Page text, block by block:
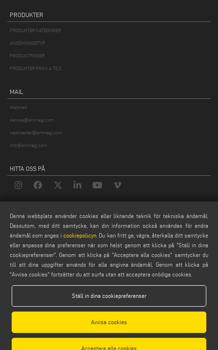
PRODUKTER
PRODUKTER KATEGORIER
ANSÖKNINGSTYP
PRODUKTFINDER
PRODUKTER FRÅN A TO Z
MAIL
Webmail
service@emmegi.com
webmaster@emmegi.com
info@emmegi.com
HITTA OSS PÅ
PRIVACY POLICY
LEGAL NOTES
GENERAL TERMS AND CONDITIONS OF SALE
ALLMÄNNA DISTRIBUTIONSVILLKOR
COOKIES-INSTÄLLNINGAR
Denna webbplats använder cookies eller liknande teknik för tekniska ändamål.
Dessutom, med ditt samtycke, kan din information också användas för andra
ändamål som anges i cookiepolicyn . Du kan fritt ge, vägra, återkalla ditt samtycke
eller anpassa dina preferenser när som helst genom att klicka på "Ställ in dina
cookiepreferenser". Genom att klicka på "Acceptera alla cookies" samtycker du
till att dina uppgifter används för alla angivna ändamål. Genom att klicka på
"Avvisa cookies" fortsätter du att surfa utan att acceptera onödiga cookies.
Ställ in dina cookiepreferenser
Avvisa cookies
Acceptera alla cookies